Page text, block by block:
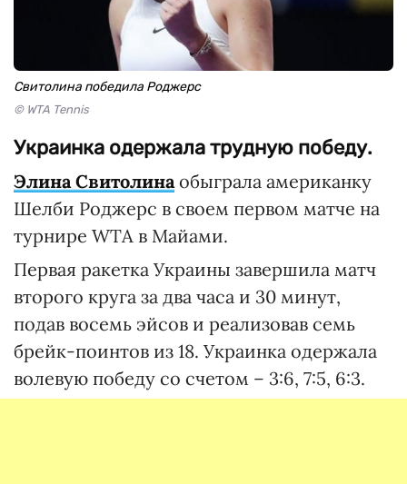
Свитолина победила Роджерс
© WTA Tennis
Украинка одержала трудную победу.
Элина Свитолинаобыграла американку
Шелби Роджерс в своем первом матче на
турнире WTA в Майами.
Первая ракетка Украины завершила матч
второго круга за два часа и 30 минут,
подав восемь эйсов и реализовав семь
брейк-поинтов из 18. Украинка одержала
волевую победу со счетом – 3:6, 7:5, 6:3.